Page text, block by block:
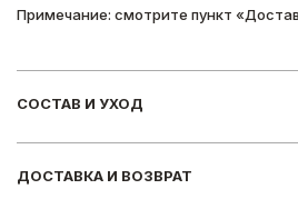
Примечание: смотрите пункт
СОСТАВ И УХОД
ДОСТАВКА И ВОЗВРАТ